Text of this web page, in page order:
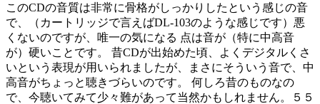
このCDの音質は非常に骨格がしっかりしたという感じの音
で、（カートリッジで言えばDL-103のような感じです）悪
くないのですが、唯一の気になる 点は音が（特に中高音
が）硬いことです。 昔CDが出始めた頃、よくデジタルくさ
いという表現が用いられましたが、まさにそういう音で、中
高音がちょっと聴きづらいのです。 何しろ昔のものなの
で、今聴いてみて少々難があって当然かもしれません。５５